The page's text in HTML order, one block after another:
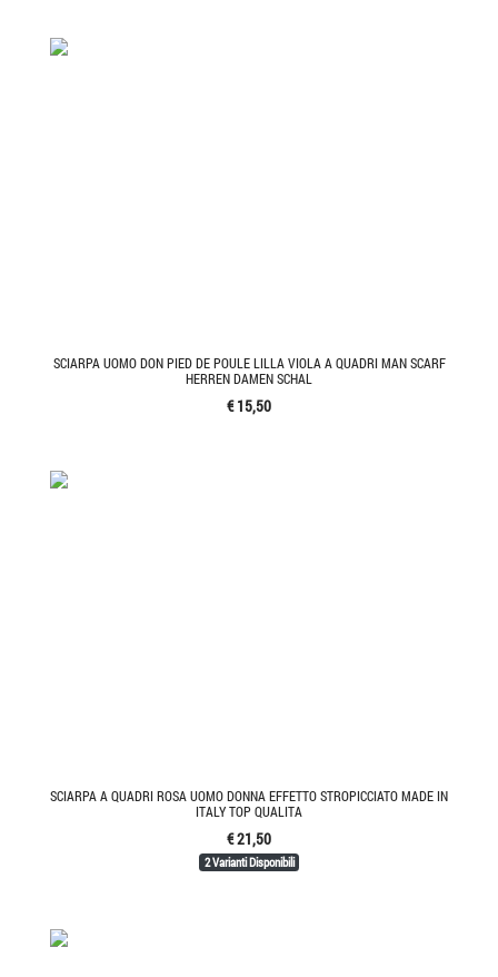
SCIARPA UOMO DON PIED DE POULE LILLA VIOLA A QUADRI MAN SCARF
HERREN DAMEN SCHAL
€ 15,50
SCIARPA A QUADRI ROSA UOMO DONNA EFFETTO STROPICCIATO MADE IN
ITALY TOP QUALITA
€ 21,50
2 Varianti Disponibili